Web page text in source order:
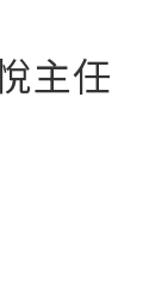
主任